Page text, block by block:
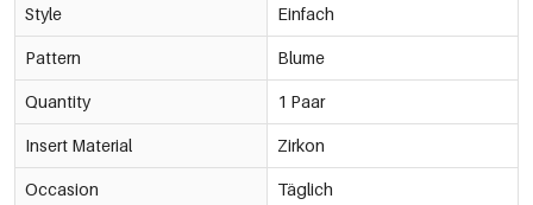
Style Einfach
Pattern Blume
Quantity 1 Paar
Insert Material Zirkon
Occasion Täglich